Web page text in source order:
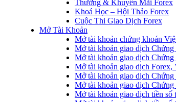
Thưởng & Khuyến Mãi Forex
Khoá Học – Hội Thảo Forex
Cuộc Thi Giao Dịch Forex
Mở Tài Khoản
Mở tài khoản chứng khoán
Mở tài khoản giao dịch
Mở tài khoản giao dịch
Mở tài khoản giao dịch Forex,
Mở tài khoản giao dịch
Mở tài khoản giao dịch
Mở tài khoản giao dịch tiền số